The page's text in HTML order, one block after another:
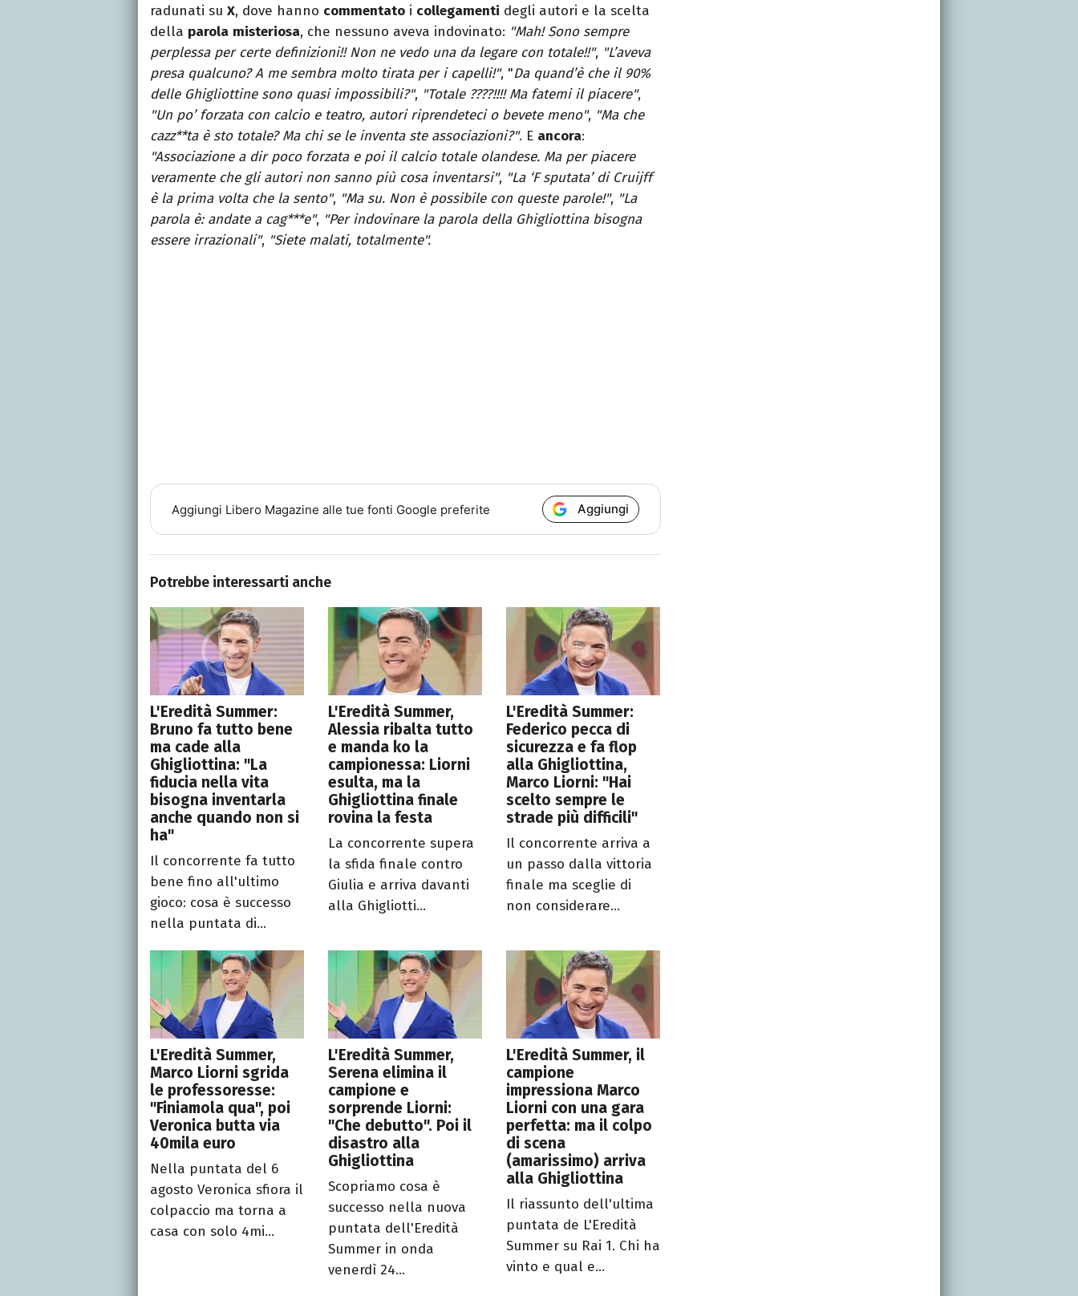
radunati su X, dove hanno commentato i collegamenti degli autori e la scelta
della parola misteriosa, che nessuno aveva indovinato: "Mah! Sono sempre
perplessa per certe definizioni!! Non ne vedo una da legare con totale!!", "L’aveva
presa qualcuno? A me sembra molto tirata per i capelli!", "Da quand’è che il 90%
delle Ghigliottine sono quasi impossibili?", "Totale ????!!!! Ma fatemi il piacere",
"Un po’ forzata con calcio e teatro, autori riprendeteci o bevete meno", "Ma che
cazz**ta è sto totale? Ma chi se le inventa ste associazioni?". E ancora:
"Associazione a dir poco forzata e poi il calcio totale olandese. Ma per piacere
veramente che gli autori non sanno più cosa inventarsi", "La ‘F sputata’ di Cruijff
è la prima volta che la sento", "Ma su. Non è possibile con queste parole!", "La
parola è: andate a cag***e", "Per indovinare la parola della Ghigliottina bisogna
essere irrazionali", "Siete malati, totalmente".
Aggiungi Libero Magazine alle tue fonti Google preferite Aggiungi
Potrebbe interessarti anche
L'Eredità Summer:
Bruno fa tutto bene
ma cade alla
Ghigliottina: "La
fiducia nella vita
bisogna inventarla
anche quando non si
ha"
Il concorrente fa tutto
bene fino all'ultimo
gioco: cosa è successo
nella puntata di...
L'Eredità Summer,
Alessia ribalta tutto
e manda ko la
campionessa: Liorni
esulta, ma la
Ghigliottina finale
rovina la festa
La concorrente supera
la sfida finale contro
Giulia e arriva davanti
alla Ghigliotti...
L'Eredità Summer:
Federico pecca di
sicurezza e fa flop
alla Ghigliottina,
Marco Liorni: "Hai
scelto sempre le
strade più difficili"
Il concorrente arriva a
un passo dalla vittoria
finale ma sceglie di
non considerare...
L'Eredità Summer,
Marco Liorni sgrida
le professoresse:
"Finiamola qua", poi
Veronica butta via
40mila euro
Nella puntata del 6
agosto Veronica sfiora il
colpaccio ma torna a
casa con solo 4mi...
L'Eredità Summer,
Serena elimina il
campione e
sorprende Liorni:
"Che debutto". Poi il
disastro alla
Ghigliottina
Scopriamo cosa è
successo nella nuova
puntata dell'Eredità
Summer in onda
venerdì 24...
L'Eredità Summer, il
campione
impressiona Marco
Liorni con una gara
perfetta: ma il colpo
di scena
(amarissimo) arriva
alla Ghigliottina
Il riassunto dell'ultima
puntata de L'Eredità
Summer su Rai 1. Chi ha
vinto e qual e...